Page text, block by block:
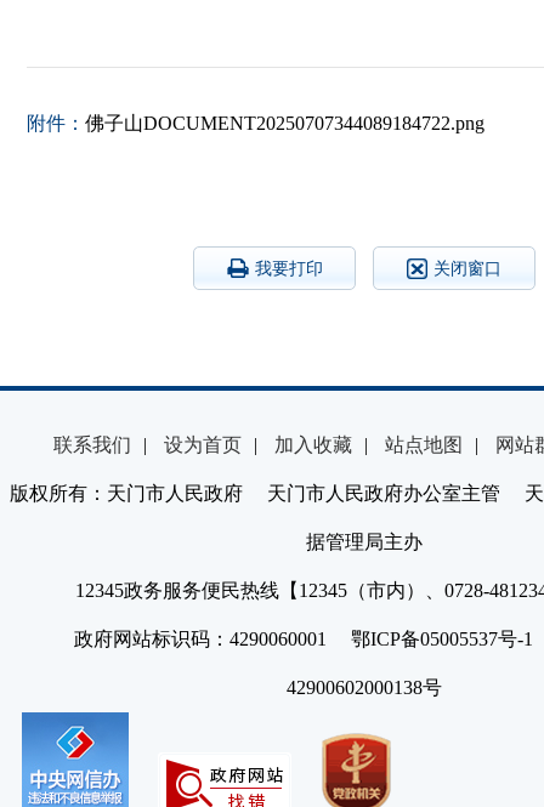
附件： 佛子山DOCUMENT20250707344089184722.png
我要打印 关闭窗口
联系我们 | 设为首页 | 加入收藏 | 站点地图 | 网站
版权所有：天门市人民政府 天门市人民政府办公室主管 天
据管理局主办
12345政务服务便民热线【12345（市内）、0728-
政府网站标识码：4290060001 鄂ICP备05005537号
42900602000138号